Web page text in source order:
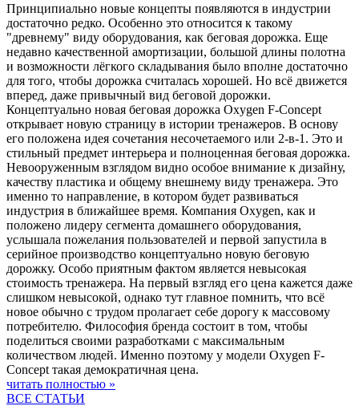
Принципиально новые концепты появляются в индустрии
достаточно редко. Особенно это относится к такому
"древнему" виду оборудования, как беговая дорожка. Еще
недавно качественной амортизации, большой длины полотна
и возможности лёгкого складывания было вполне достаточно
для того, чтобы дорожка считалась хорошей. Но всё движется
вперед, даже привычный вид беговой дорожки.
Концептуально новая беговая дорожка Oxygen F-Concept
открывает новую страницу в истории тренажеров. В основу
его положена идея сочетания несочетаемого или 2-в-1. Это и
стильный предмет интерьера и полноценная беговая дорожка.
Невооруженным взглядом видно особое внимание к дизайну,
качеству пластика и общему внешнему виду тренажера. Это
именно то направление, в котором будет развиваться
индустрия в ближайшее время. Компания Oxygen, как и
положено лидеру сегмента домашнего оборудования,
услышала пожелания пользователей и первой запустила в
серийное производство концептуально новую беговую
дорожку. Особо приятным фактом является невысокая
стоимость тренажера. На первый взгляд его цена кажется даже
слишком невысокой, однако тут главное помнить, что всё
новое обычно с трудом пролагает себе дорогу к массовому
потребителю. Философия бренда состоит в том, чтобы
поделиться своими разработками с максимальным
количеством людей. Именно поэтому у модели Oxygen F-
Concept такая демократичная цена.
читать полностью »
ВСЕ СТАТЬИ